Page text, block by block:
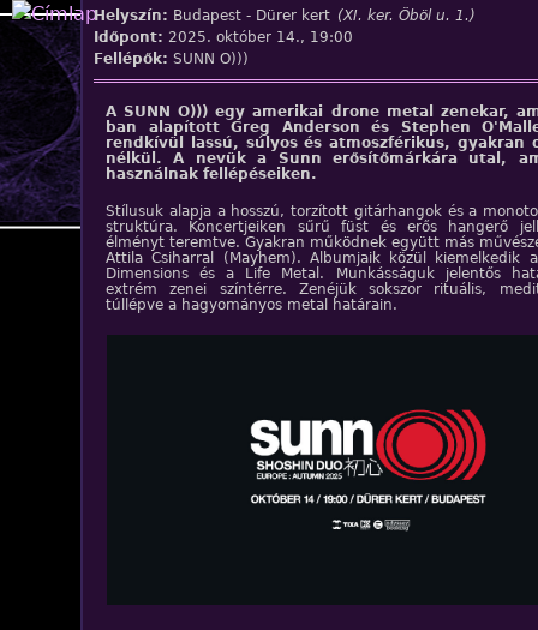
Jump to navigation
Helyszín: Budapest - Dürer kert (XI. ker. Öböl u. 1.)
Időpont: 2025. október 14., 19:00
Fellépők: SUNN O)))
A SUNN O))) egy amerikai drone metal zenekar,
ban alapított Greg Anderson és Stephen
rendkívül lassú, súlyos és atmoszférikus, gyakran
nélkül. A nevük a Sunn erősítőmárkára utal,
használnak fellépéseiken.
Stílusuk alapja a hosszú, torzított gitárhangok és a
struktúra. Koncertjeiken sűrű füst és erős hangerő
élményt teremtve. Gyakran működnek együtt más
Attila Csiharral (Mayhem). Albumjaik közül kiemelkedik
Dimensions és a Life Metal. Munkásságuk jelentős
extrém zenei színtérre. Zenéjük sokszor rituális,
túllépve a hagyományos metal határain.